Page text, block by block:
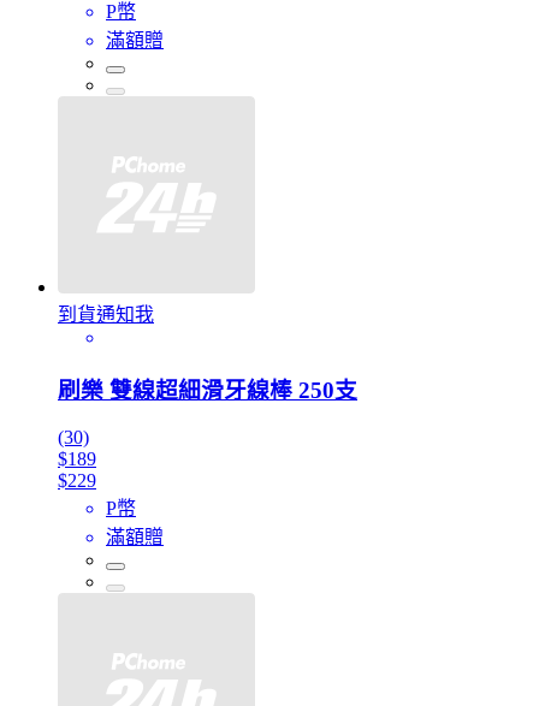
P幣
滿額贈
到貨通知我
刷樂 雙線超細滑牙線棒 250支
(30)
$189
$229
P幣
滿額贈